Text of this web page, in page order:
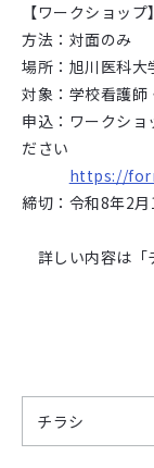
【ワークショッ
方法：対面のみ
場所：旭川医科大
対象：学校看護
申込：ワークショ
ださい
https://
締切：令和8年2月
詳しい内容は「
チラシ